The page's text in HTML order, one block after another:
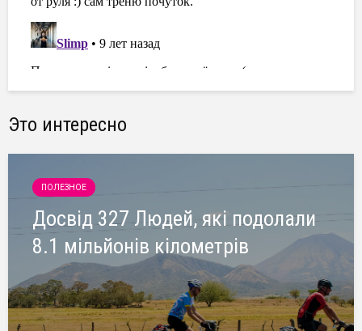
Это интересно
ПОЛЕЗНОЕ
Досвід 327 Людей, які подолали
8.1 мільйонів кілометрів